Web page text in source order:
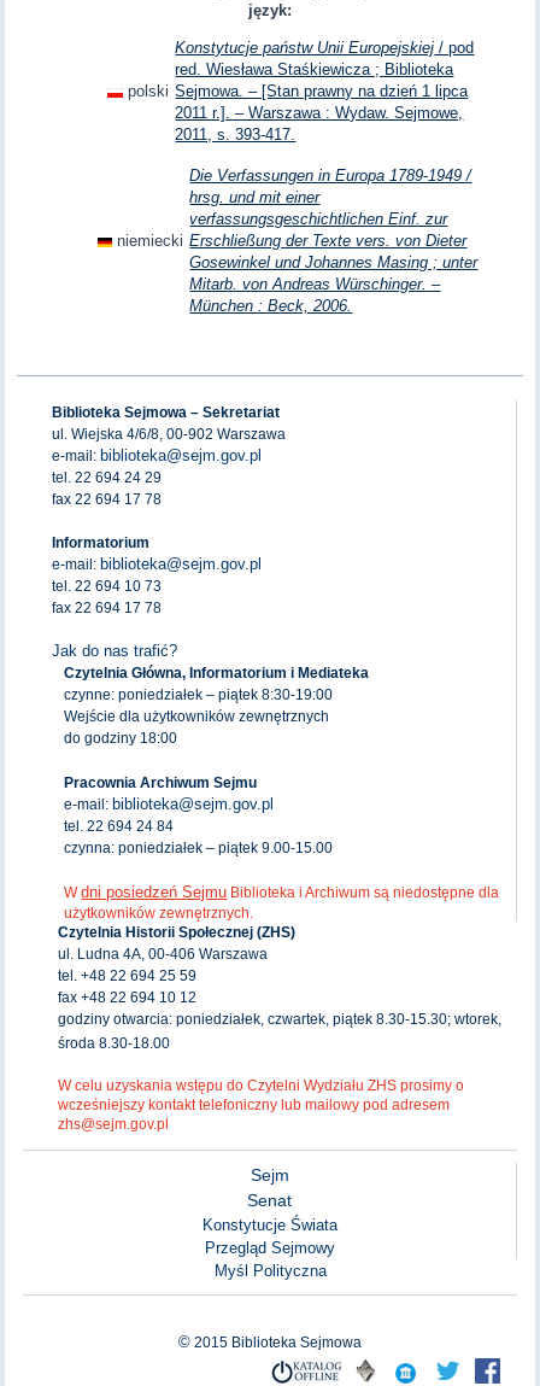
język:
polski
Konstytucje państw Unii Europejskiej / pod
red. Wiesława Staśkiewicza ; Biblioteka
Sejmowa. – [Stan prawny na dzień 1 lipca
2011 r.]. – Warszawa : Wydaw. Sejmowe,
2011, s. 393-417.
niemiecki
Die Verfassungen in Europa 1789-1949 /
hrsg. und mit einer
verfassungsgeschichtlichen Einf. zur
Erschließung der Texte vers. von Dieter
Gosewinkel und Johannes Masing ; unter
Mitarb. von Andreas Würschinger. –
München : Beck, 2006.
Biblioteka Sejmowa – Sekretariat
ul. Wiejska 4/6/8, 00-902 Warszawa
e-mail: biblioteka@sejm.gov.pl
tel. 22 694 24 29
fax 22 694 17 78
Informatorium
e-mail: biblioteka@sejm.gov.pl
tel. 22 694 10 73
fax 22 694 17 78
Jak do nas trafić?
Czytelnia Główna, Informatorium i Mediateka
czynne: poniedziałek – piątek 8:30-19:00
Wejście dla użytkowników zewnętrznych
do godziny 18:00
Pracownia Archiwum Sejmu
e-mail: biblioteka@sejm.gov.pl
tel. 22 694 24 84
czynna: poniedziałek – piątek 9.00-15.00
Wdni posiedzeń Sejmu Biblioteka i Archiwum są niedostępne dla
użytkowników zewnętrznych.
Czytelnia Historii Społecznej (ZHS)
ul. Ludna 4A, 00-406 Warszawa
tel. +48 22 694 25 59
fax +48 22 694 10 12
godziny otwarcia: poniedziałek, czwartek, piątek 8.30-15.30; wtorek,
środa 8.30-18.00
W celu uzyskania wstępu do Czytelni Wydziału ZHS prosimy o
wcześniejszy kontakt telefoniczny lub mailowy pod adresem
zhs@sejm.gov.pl
Sejm
Senat
Konstytucje Świata
Przegląd Sejmowy
Myśl Polityczna
© 2015 Biblioteka Sejmowa